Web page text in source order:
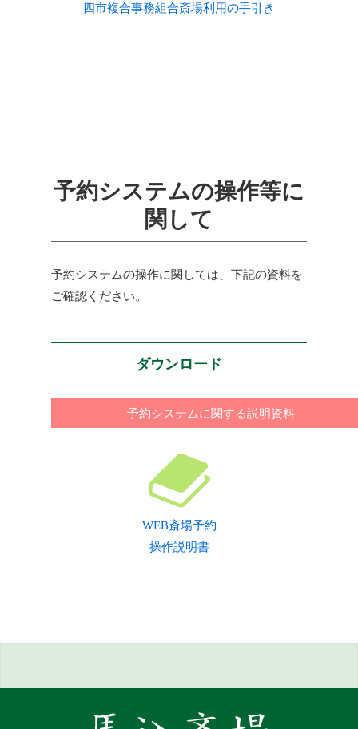
四市複合事務組合斎場利用の手引き
予約システムの操作等に
関して
予約システムの操作に関しては、下記の資料を
ご確認ください。
ダウンロード
予約システムに関する説明資料
WEB斎場予約
操作説明書